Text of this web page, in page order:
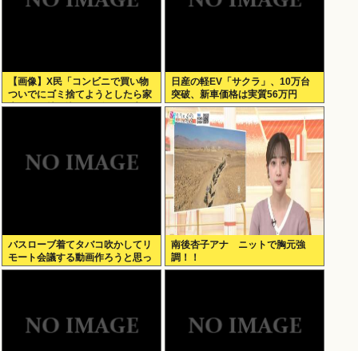
【画像】X民「コンビニで買い物
ついでにゴミ捨てようとしたら家
庭ゴミの持ち込みはダメって言わ
日産の軽EV「サクラ」、10万台
突破、新車価格は実質56万円
バスローブ着てタバコ吹かしてリ
モート会議する動画作ろうと思っ
てるんだが
南後杏子アナ ニットで胸元強
調！！